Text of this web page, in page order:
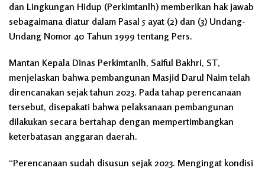
dan Lingkungan Hidup (Perkimtanlh) memberikan hak jawab
sebagaimana diatur dalam Pasal 5 ayat (2) dan (3) Undang-
Undang Nomor 40 Tahun 1999 tentang Pers.
Mantan Kepala Dinas Perkimtanlh, Saiful Bakhri, ST,
menjelaskan bahwa pembangunan Masjid Darul Naim telah
direncanakan sejak tahun 2023. Pada tahap perencanaan
tersebut, disepakati bahwa pelaksanaan pembangunan
dilakukan secara bertahap dengan mempertimbangkan
keterbatasan anggaran daerah.
“Perencanaan sudah disusun sejak 2023. Mengingat kondisi